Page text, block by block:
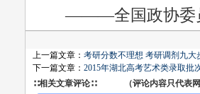
———全国政协委员
上一篇文章： 考研分数不理想 考研调剂九大
下一篇文章： 2015年湖北高考艺术类录取批
∷相关文章评论∷ （评论内容只代表网